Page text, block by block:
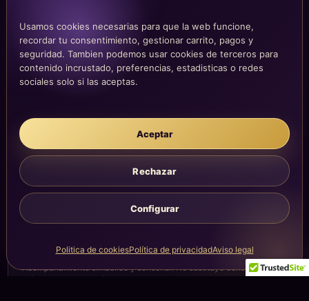
Usamos cookies necesarias para que la web funcione,
recordar tu consentimiento, gestionar carrito, pagos y
seguridad. Tambien podemos usar cookies de terceros para
contenido incrustado, preferencias, estadisticas o redes
sociales solo si las aceptas.
Aceptar
Rechazar
Configurar
Politica de cookiesPolítica de privacidadAviso legal
Mi altar
Mi carrito
Checkout
Condiciones de compra
LEGAL
Aviso legal
Privacidad
Cookies
Contacto.
Acompañamiento simbólico y sensorial. No sustituye consejo
médico, legal, psicológico o profesional.